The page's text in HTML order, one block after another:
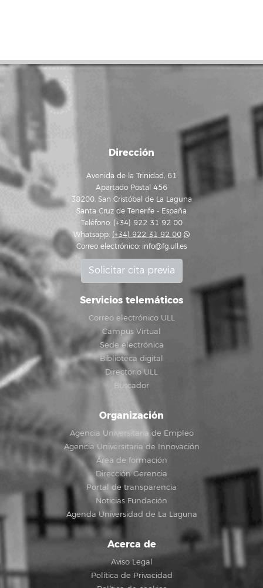
Dirección
Avenida de la Trinidad, 61
Apartado Postal 456
38200, San Cristóbal de La Laguna
Santa Cruz de Tenerife - España
Teléfono: (+34) 922 31 92 00
Whatsapp: (+34) 922 31 92 00
Correo electrónico: info@fg.ull.es
Solicitar cita previa
Servicios telemáticos
Correo electrónico ULL
Campus Virtual
Sede electrónica
Biblioteca digital
Directorio ULL
Buscador
Organización
Agencia Universitaria de Empleo
Agencia Universitaria de Innovación
Área de formación
Dirección Gerencia
Portal de transparencia
Noticias Fundación
Agenda Universidad de La Laguna
Acerca de
Aviso Legal
Política de Privacidad